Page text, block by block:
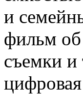
и
фильм об
съемки и